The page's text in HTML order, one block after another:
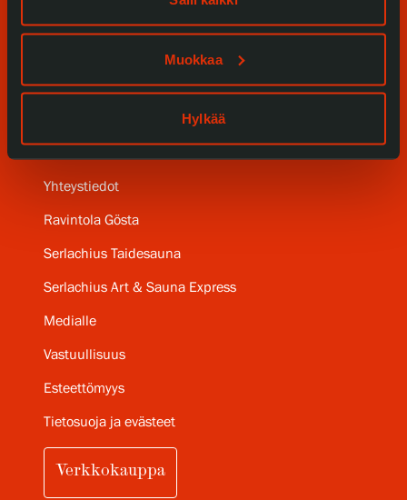
Muokkaa
Hylkää
Kokoelmat ja museo
SERLACHIUS+
Yhteystiedot
Ravintola Gösta
Serlachius Taidesauna
Serlachius Art & Sauna Express
Medialle
Vastuullisuus
Esteettömyys
Tietosuoja ja evästeet
Verkkokauppa